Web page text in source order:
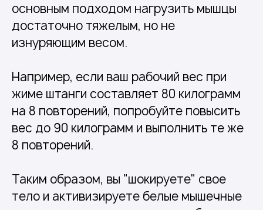
основным подходом нагрузить мышцы
достаточно тяжелым, но не
изнуряющим весом.
Например, если ваш рабочий вес при
жиме штанги составляет 80 килограмм
на 8 повторений, попробуйте повысить
вес до 90 килограмм и выполнить те же
8 повторений.
Таким образом, вы "шокируете" свое
тело и активизируете белые мышечные